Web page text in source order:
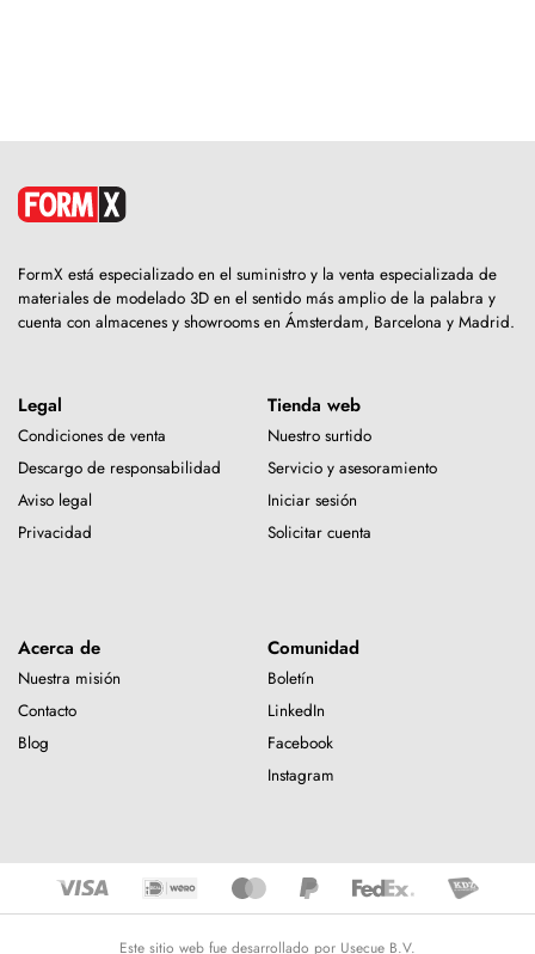
FormX está especializado en el suministro y la venta especializada de
materiales de modelado 3D en el sentido más amplio de la palabra y
cuenta con almacenes y showrooms en Ámsterdam, Barcelona y Madrid.
Legal
Condiciones de venta
Descargo de responsabilidad
Aviso legal
Privacidad
Tienda web
Nuestro surtido
Servicio y asesoramiento
Iniciar sesión
Solicitar cuenta
Acerca de
Nuestra misión
Contacto
Blog
Comunidad
Boletín
LinkedIn
Facebook
Instagram
Este sitio web fue desarrollado por Usecue B.V.